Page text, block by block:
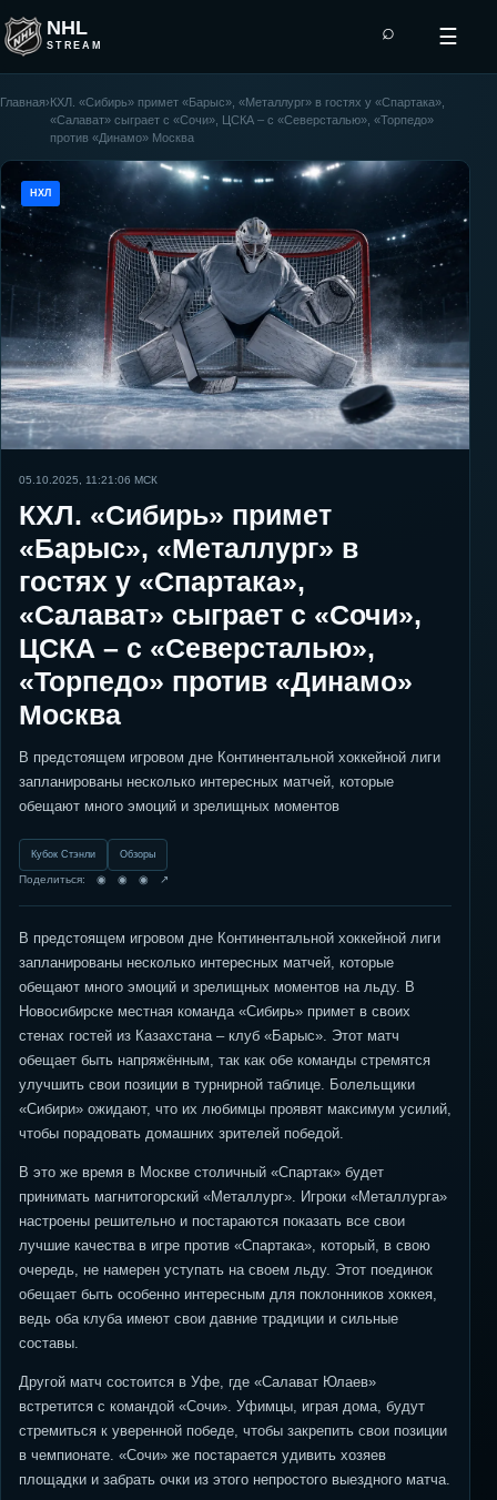
NHL
STREAM
⌕ ☰
Главная›КХЛ. «Сибирь» примет «Барыс», «Металлург» в гостях у «Спартака»,
«Салават» сыграет с «Сочи», ЦСКА – с «Северсталью», «Торпедо»
против «Динамо» Москва
НХЛ
05.10.2025, 11:21:06 МСК
КХЛ. «Сибирь» примет
«Барыс», «Металлург» в
гостях у «Спартака»,
«Салават» сыграет с «Сочи»,
ЦСКА – с «Северсталью»,
«Торпедо» против «Динамо»
Москва
В предстоящем игровом дне Континентальной хоккейной лиги
запланированы несколько интересных матчей, которые
обещают много эмоций и зрелищных моментов
Кубок Стэнли Обзоры
Поделиться: ◉ ◉ ◉ ↗
В предстоящем игровом дне Континентальной хоккейной лиги
запланированы несколько интересных матчей, которые
обещают много эмоций и зрелищных моментов на льду. В
Новосибирске местная команда «Сибирь» примет в своих
стенах гостей из Казахстана – клуб «Барыс». Этот матч
обещает быть напряжённым, так как обе команды стремятся
улучшить свои позиции в турнирной таблице. Болельщики
«Сибири» ожидают, что их любимцы проявят максимум усилий,
чтобы порадовать домашних зрителей победой.
В это же время в Москве столичный «Спартак» будет
принимать магнитогорский «Металлург». Игроки «Металлурга»
настроены решительно и постараются показать все свои
лучшие качества в игре против «Спартака», который, в свою
очередь, не намерен уступать на своем льду. Этот поединок
обещает быть особенно интересным для поклонников хоккея,
ведь оба клуба имеют свои давние традиции и сильные
составы.
Другой матч состоится в Уфе, где «Салават Юлаев»
встретится с командой «Сочи». Уфимцы, играя дома, будут
стремиться к уверенной победе, чтобы закрепить свои позиции
в чемпионате. «Сочи» же постарается удивить хозяев
площадки и забрать очки из этого непростого выездного матча.